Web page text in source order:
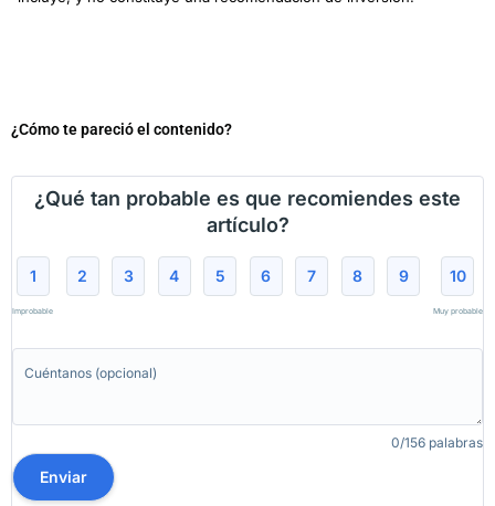
¿Cómo te pareció el contenido?
¿Qué tan probable es que recomiendes este
artículo?
1
Improbable
2 3 4 5 6 7 8 9 10
Muy probable
0/156 palabras
Enviar